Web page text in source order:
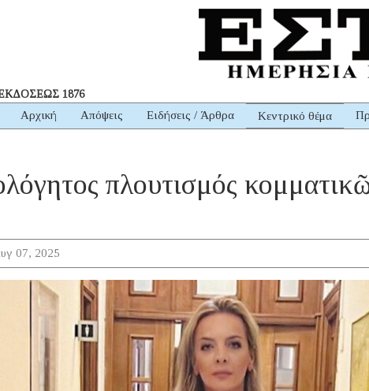
1876
Αρχική Απόψεις Ειδήσεις / Άρθρα Κεντρικό θέμα
πλουτισμός
07, 2025